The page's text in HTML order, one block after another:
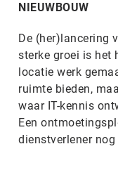
NIEUWBOUW
De (her)lancering
sterke groei is het
locatie werk
ruimte bieden,
waar IT-kennis
Een
dienstverlener nog